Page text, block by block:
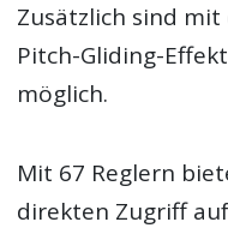
Zusätzlich sind
Pitch-Gliding-
möglich.
Mit 67 Reglern
direkten Zugriff